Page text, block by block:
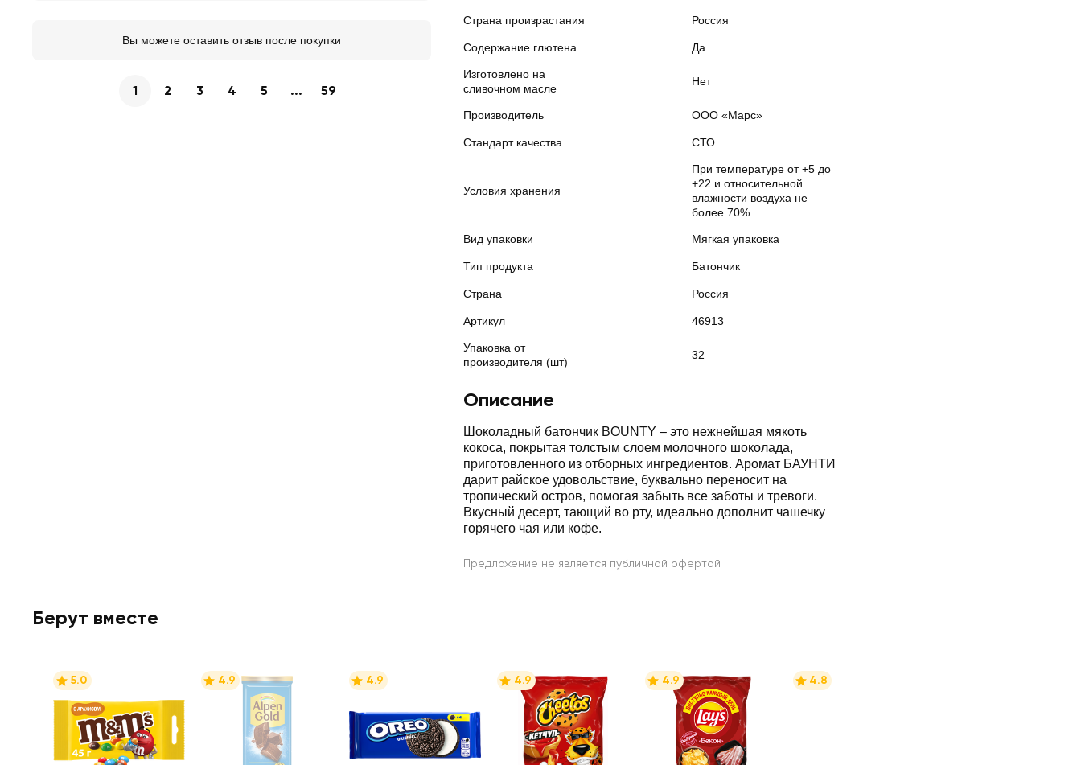
Страна произрастания Россия
Содержание глютена Да
Изготовлено на
сливочном масле
Нет
Производитель ООО «Марс»
Стандарт качества СТО
Условия хранения
При температуре от +5 до
+22 и относительной
влажности воздуха не
более 70%.
Вид упаковки Мягкая упаковка
Тип продукта Батончик
Страна Россия
Артикул 46913
Упаковка от
производителя (шт)
32
Описание
Шоколадный батончик BOUNTY – это нежнейшая мякоть
кокоса, покрытая толстым слоем молочного шоколада,
приготовленного из отборных ингредиентов. Аромат БАУНТИ
дарит райское удовольствие, буквально переносит на
тропический остров, помогая забыть все заботы и тревоги.
Вкусный десерт, тающий во рту, идеально дополнит чашечку
горячего чая или кофе.
Предложение не является публичной офертой
Вы можете оставить отзыв после покупки
1 2 3 4 5 ... 59
Берут вместе
5.0 4.9 4.9 4.9 4.9 4.8